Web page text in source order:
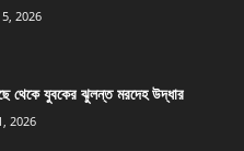
2026
থেকে যুবকের ঝুলন্ত মরদেহ উদ্ধার
2026